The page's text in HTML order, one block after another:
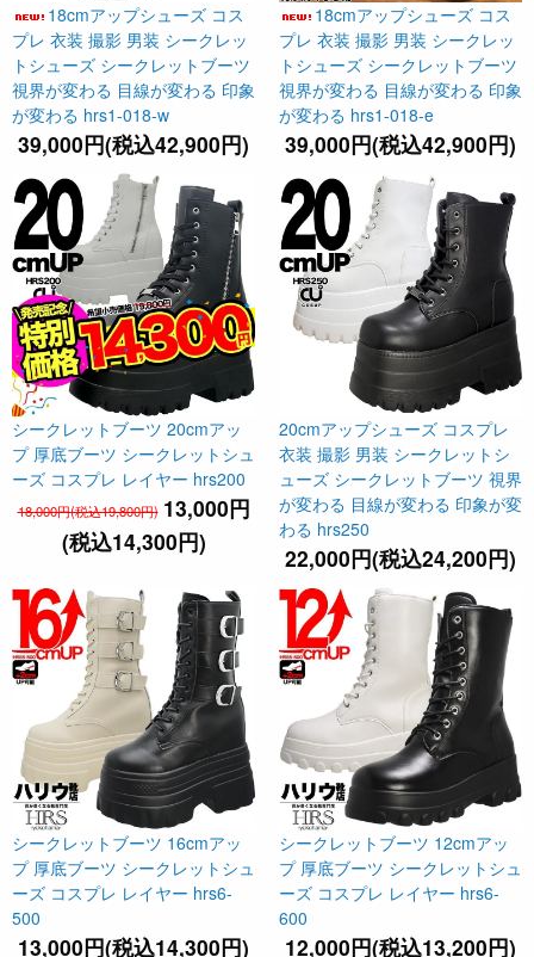
18cmアップシューズ コス
プレ 衣装 撮影 男装 シークレッ
トシューズ シークレットブーツ
視界が変わる 目線が変わる 印象
が変わる hrs1-018-w
39,000円(税込42,900円)
18cmアップシューズ コス
プレ 衣装 撮影 男装 シークレッ
トシューズ シークレットブーツ
視界が変わる 目線が変わる 印象
が変わる hrs1-018-e
39,000円(税込42,900円)
シークレットブーツ 20cmアッ
プ 厚底ブーツ シークレットシュ
ーズ コスプレ レイヤー hrs200
18,000円(税込19,800円) 13,000円
(税込14,300円)
20cmアップシューズ コスプレ
衣装 撮影 男装 シークレットシ
ューズ シークレットブーツ 視界
が変わる 目線が変わる 印象が変
わる hrs250
22,000円(税込24,200円)
シークレットブーツ 16cmアッ
プ 厚底ブーツ シークレットシュ
ーズ コスプレ レイヤー hrs6-
500
13,000円(税込14,300円)
シークレットブーツ 12cmアッ
プ 厚底ブーツ シークレットシュ
ーズ コスプレ レイヤー hrs6-
600
12,000円(税込13,200円)